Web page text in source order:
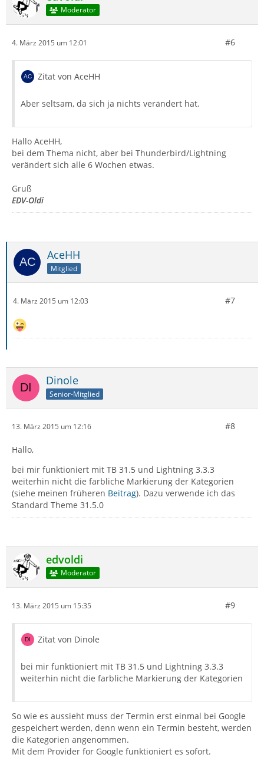
Moderator
4. März 2015 um 12:01 #6
Zitat von AceHH
Aber seltsam, da sich ja nichts verändert hat.
Hallo AceHH,
bei dem Thema nicht, aber bei Thunderbird/Lightning
verändert sich alle 6 Wochen etwas.
Gruß
EDV-Oldi
AceHH
Mitglied
4. März 2015 um 12:03 #7
Dinole
Senior-Mitglied
13. März 2015 um 12:16 #8
Hallo,
bei mir funktioniert mit TB 31.5 und Lightning 3.3.3
weiterhin nicht die farbliche Markierung der Kategorien
(siehe meinen früheren Beitrag). Dazu verwende ich das
Standard Theme 31.5.0
edvoldi
Moderator
13. März 2015 um 15:35 #9
Zitat von Dinole
bei mir funktioniert mit TB 31.5 und Lightning 3.3.3
weiterhin nicht die farbliche Markierung der Kategorien
So wie es aussieht muss der Termin erst einmal bei Google
gespeichert werden, denn wenn ein Termin besteht, werden
die Kategorien angenommen.
Mit dem Provider for Google funktioniert es sofort.